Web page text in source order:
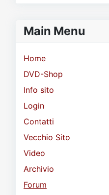
Main Menu
Home
DVD-Shop
Info sito
Login
Contatti
Vecchio Sito
Video
Archivio
Forum